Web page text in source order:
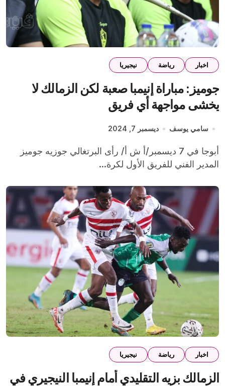
اخبار رياضة نيجيريا
جوميز: مباراة إنيمبا صعبة لكن الزمالك لا
يخشى مواجهة أي فريق
سامي يوسف ديسمبر 7, 2024
أبوجا في 7 ديسمبر/أ ش أ/ رأى البرتغالي جوزيه جوميز
المدير الفني للفريق الأول لكرة...
اخبار رياضة نيجيريا
الزمالك بزيه التقليدي أمام إنيمبا النيجيري في